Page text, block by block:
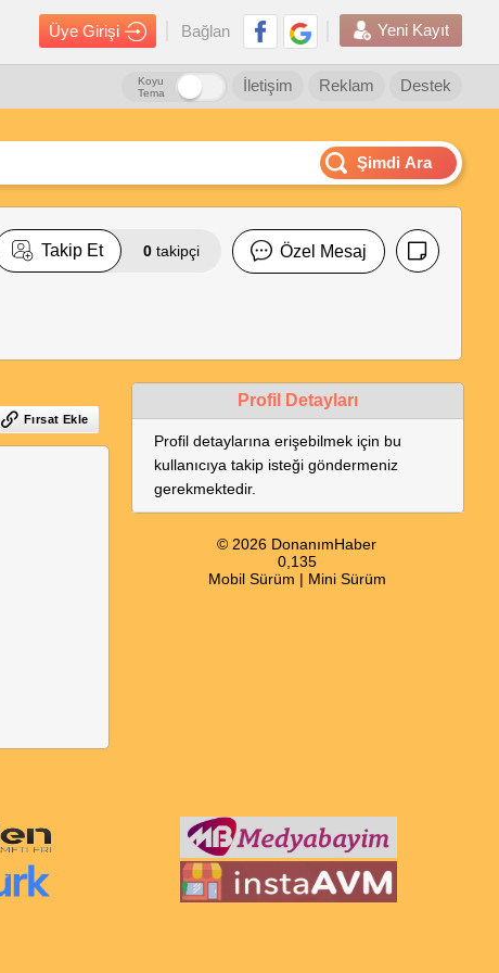
Üye Girişi Bağlan Yeni Kayıt
Destek
Reklam
İletişim
Koyu
Tema
Şimdi Ara
Takip Et 0 takipçi Özel Mesaj
Fırsat Ekle
Profil Detayları
Profil detaylarına erişebilmek için bu
kullanıcıya takip isteği göndermeniz
gerekmektedir.
© 2026 DonanımHaber
0,135
Mobil Sürüm | Mini Sürüm